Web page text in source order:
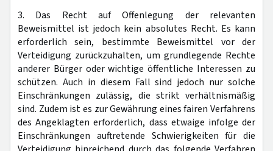
3. Das Recht auf Offenlegung der relevanten
Beweismittel ist jedoch kein absolutes Recht. Es kann
erforderlich sein, bestimmte Beweismittel vor der
Verteidigung zurückzuhalten, um grundlegende Rechte
anderer Bürger oder wichtige öffentliche Interessen zu
schützen. Auch in diesem Fall sind jedoch nur solche
Einschränkungen zulässig, die strikt verhältnismäßig
sind. Zudem ist es zur Gewährung eines fairen Verfahrens
des Angeklagten erforderlich, dass etwaige infolge der
Einschränkungen auftretende Schwierigkeiten für die